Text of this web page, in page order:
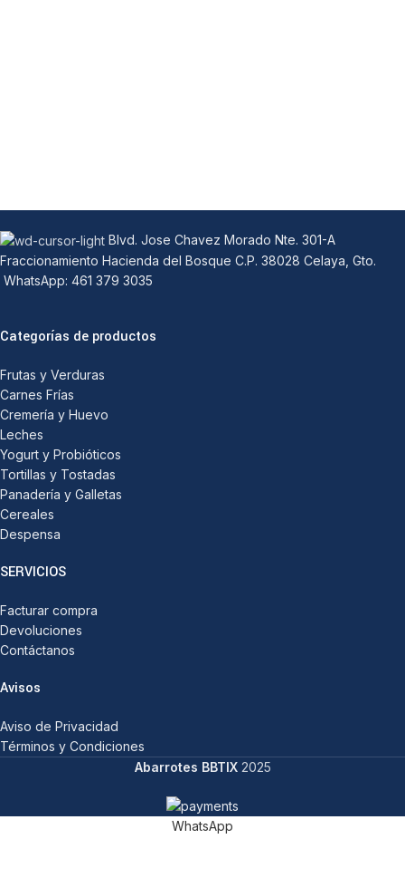
Blvd. Jose Chavez Morado Nte. 301-A
Fraccionamiento Hacienda del Bosque C.P. 38028 Celaya, Gto.
WhatsApp: 461 379 3035
Categorías de productos
Frutas y Verduras
Carnes Frías
Cremería y Huevo
Leches
Yogurt y Probióticos
Tortillas y Tostadas
Panadería y Galletas
Cereales
Despensa
SERVICIOS
Facturar compra
Devoluciones
Contáctanos
Avisos
Aviso de Privacidad
Términos y Condiciones
Abarrotes BBTIX2025
WhatsApp